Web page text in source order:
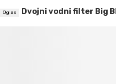
Dvojni vodni filter Big